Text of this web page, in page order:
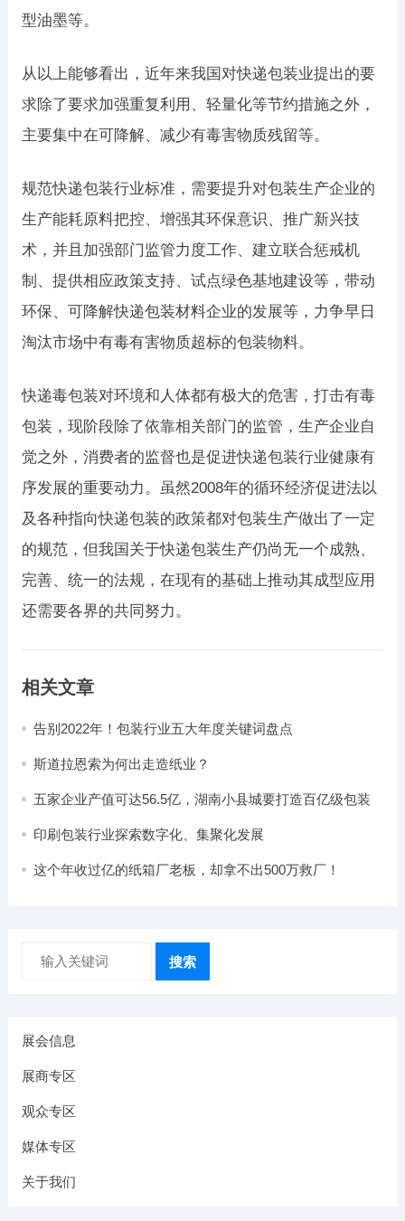
型油墨等。
从以上能够看出，近年来我国对快递包装业提出的要
求除了要求加强重复利用、轻量化等节约措施之外，
主要集中在可降解、减少有毒害物质残留等。
规范快递包装行业标准，需要提升对包装生产企业的
生产能耗原料把控、增强其环保意识、推广新兴技
术，并且加强部门监管力度工作、建立联合惩戒机
制、提供相应政策支持、试点绿色基地建设等，带动
环保、可降解快递包装材料企业的发展等，力争早日
淘汰市场中有毒有害物质超标的包装物料。
快递毒包装对环境和人体都有极大的危害，打击有毒
包装，现阶段除了依靠相关部门的监管，生产企业自
觉之外，消费者的监督也是促进快递包装行业健康有
序发展的重要动力。虽然2008年的循环经济促进法以
及各种指向快递包装的政策都对包装生产做出了一定
的规范，但我国关于快递包装生产仍尚无一个成熟、
完善、统一的法规，在现有的基础上推动其成型应用
还需要各界的共同努力。
相关文章
告别2022年！包装行业五大年度关键词盘点
斯道拉恩索为何出走造纸业？
五家企业产值可达56.5亿，湖南小县城要打造百亿级包装
印刷包装行业探索数字化、集聚化发展
这个年收过亿的纸箱厂老板，却拿不出500万救厂！
搜索
展会信息
展商专区
观众专区
媒体专区
关于我们